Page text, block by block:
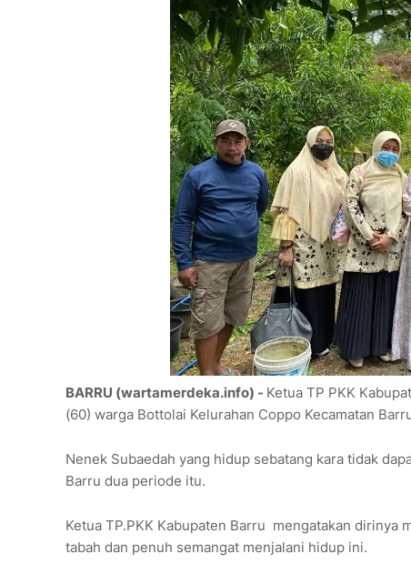
BARRU (wartamerdeka.info) - Ketua TP PKK
(60) warga Bottolai Kelurahan Coppo Kecamatan
Nenek Subaedah yang hidup sebatang kara tidak
Barru dua periode itu.
Ketua TP.PKK Kabupaten Barru mengatakan
tabah dan penuh semangat menjalani hidup ini.